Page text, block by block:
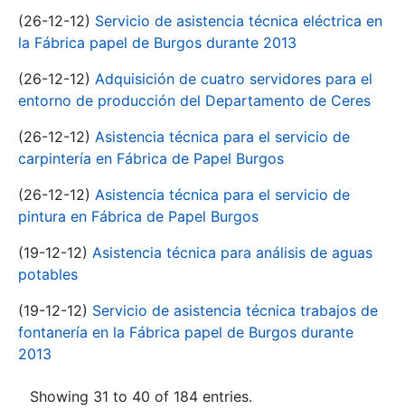
(26-12-12) Servicio de asistencia técnica eléctrica en
la Fábrica papel de Burgos durante 2013
(26-12-12) Adquisición de cuatro servidores para el
entorno de producción del Departamento de Ceres
(26-12-12) Asistencia técnica para el servicio de
carpintería en Fábrica de Papel Burgos
(26-12-12) Asistencia técnica para el servicio de
pintura en Fábrica de Papel Burgos
(19-12-12) Asistencia técnica para análisis de aguas
potables
(19-12-12) Servicio de asistencia técnica trabajos de
fontanería en la Fábrica papel de Burgos durante
2013
Showing 31 to 40 of 184 entries.